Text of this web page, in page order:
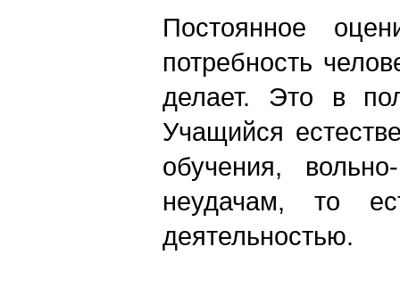
Постоянное
потребность
делает. Это в
Учащийся
обучения,
неудачам, то
деятельностью.